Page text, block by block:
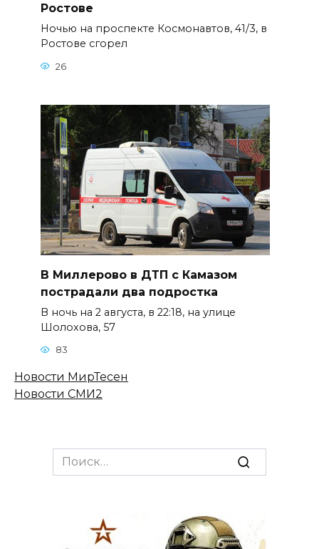
Ростове
Ночью на проспекте Космонавтов, 41/3, в
Ростове сгорел
26
В Миллерово в ДТП с Камазом
пострадали два подростка
В ночь на 2 августа, в 22:18, на улице
Шолохова, 57
83
Новости МирТесен
Новости СМИ2
Search
for: